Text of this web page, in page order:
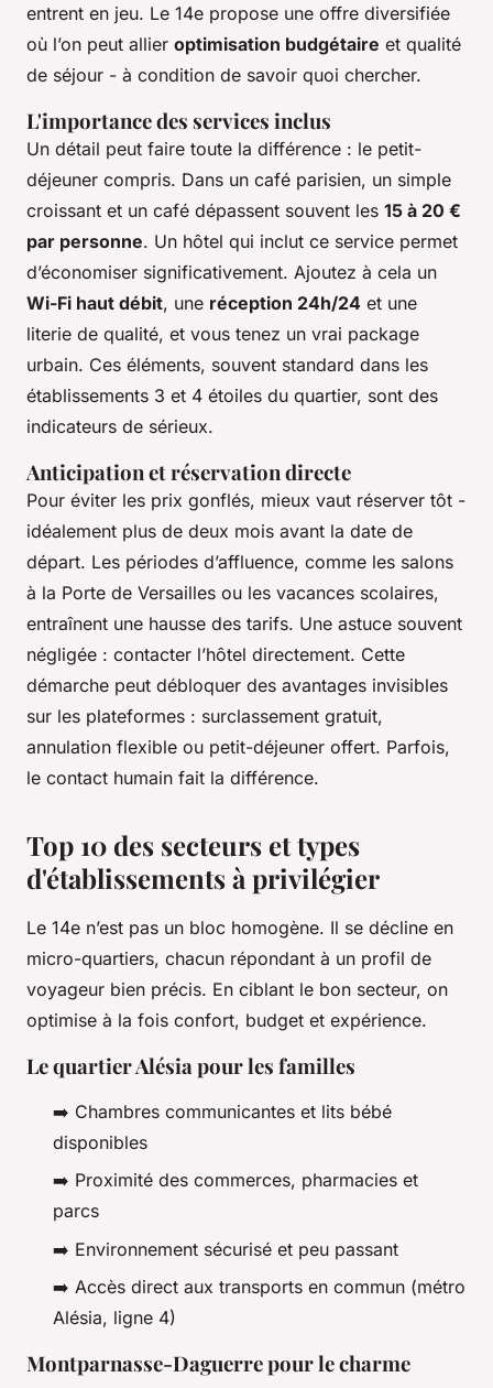
entrent en jeu. Le 14e propose une offre diversifiée
où l’on peut allier optimisation budgétaire et qualité
de séjour - à condition de savoir quoi chercher.
L'importance des services inclus
Un détail peut faire toute la différence : le petit-
déjeuner compris. Dans un café parisien, un simple
croissant et un café dépassent souvent les 15 à 20 €
par personne. Un hôtel qui inclut ce service permet
d’économiser significativement. Ajoutez à cela un
Wi-Fi haut débit, une réception 24h/24 et une
literie de qualité, et vous tenez un vrai package
urbain. Ces éléments, souvent standard dans les
établissements 3 et 4 étoiles du quartier, sont des
indicateurs de sérieux.
Anticipation et réservation directe
Pour éviter les prix gonflés, mieux vaut réserver tôt -
idéalement plus de deux mois avant la date de
départ. Les périodes d’affluence, comme les salons
à la Porte de Versailles ou les vacances scolaires,
entraînent une hausse des tarifs. Une astuce souvent
négligée : contacter l’hôtel directement. Cette
démarche peut débloquer des avantages invisibles
sur les plateformes : surclassement gratuit,
annulation flexible ou petit-déjeuner offert. Parfois,
le contact humain fait la différence.
Top 10 des secteurs et types
d'établissements à privilégier
Le 14e n’est pas un bloc homogène. Il se décline en
micro-quartiers, chacun répondant à un profil de
voyageur bien précis. En ciblant le bon secteur, on
optimise à la fois confort, budget et expérience.
Le quartier Alésia pour les familles
➡️ Chambres communicantes et lits bébé
disponibles
➡️ Proximité des commerces, pharmacies et
parcs
➡️ Environnement sécurisé et peu passant
➡️ Accès direct aux transports en commun (métro
Alésia, ligne 4)
Montparnasse-Daguerre pour le charme